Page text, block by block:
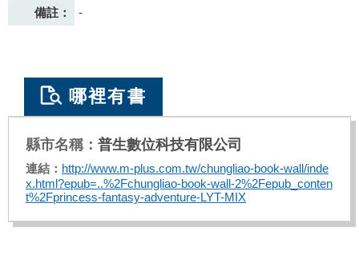
備註： -
哪裡有書
普生數位科技有限公司
http://www.m-plus.com.tw/chungliao-book-wall/inde
x.html?epub=..%2Fchungliao-book-wall-2%2Fepub_conten
t%2Fprincess-fantasy-adventure-LYT-MIX